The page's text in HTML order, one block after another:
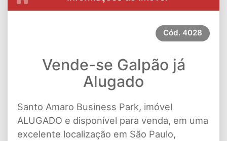
Cód. 4028
Vende-se Galpão já
Alugado
Santo Amaro Business Park, imóvel
ALUGADO e disponível para venda, em uma
excelente localização em São Paulo,